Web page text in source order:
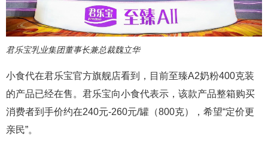
君乐宝乳业集团董事长兼总裁魏立华
小食代在君乐宝官方旗舰店看到，目前至臻A2奶粉400克装
的产品已经在售。君乐宝向小食代表示，该款产品整箱购买
消费者到手价约在240元-260元/罐（800克），希望“定价更
亲民”。